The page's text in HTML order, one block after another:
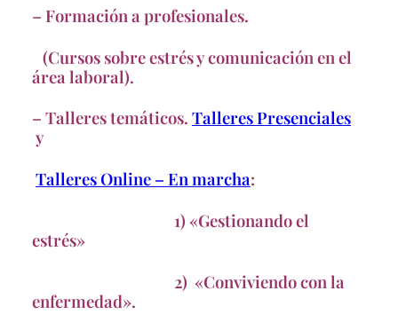
– Formación a profesionales.
(Cursos sobre estrés y comunicación en el
área laboral).
– Talleres temáticos. Talleres Presenciales
y
Talleres Online – En marcha:
1) «Gestionando el
estrés»
2) «Conviviendo con la
enfermedad».